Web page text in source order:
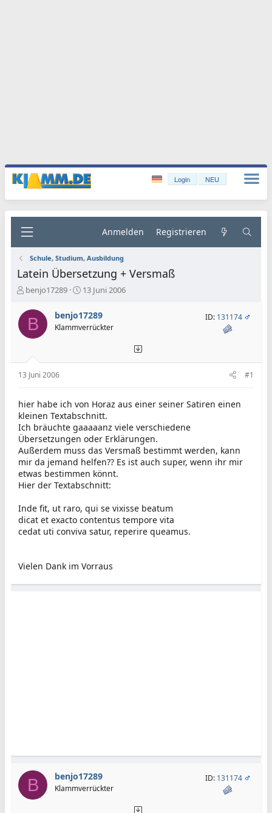
Login NEU
Anmelden Registrieren
Schule, Studium, Ausbildung
Latein Übersetzung + Versmaß
E
s
e
e
r
benjo17289
E
s
t
e
t
13 Juni 2006
B benjo17289
Klammverrückter
ID: 131174
13 Juni 2006 #1
hier habe ich von Horaz aus einer seiner Satiren einen
kleinen Textabschnitt.
Ich bräuchte gaaaaanz viele verschiedene
Übersetzungen oder Erklärungen.
Außerdem muss das Versmaß bestimmt werden, kann
mir da jemand helfen?? Es ist auch super, wenn ihr mir
etwas bestimmen könnt.
Hier der Textabschnitt:
Inde fit, ut raro, qui se vixisse beatum
dicat et exacto contentus tempore vita
cedat uti conviva satur, reperire queamus.
Vielen Dank im Vorraus
B benjo17289
Klammverrückter
ID: 131174